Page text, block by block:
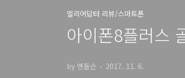
얼리어답터 리뷰/스마트폰
아이폰8플러스
by 엔돌슨 2017. 11. 6.